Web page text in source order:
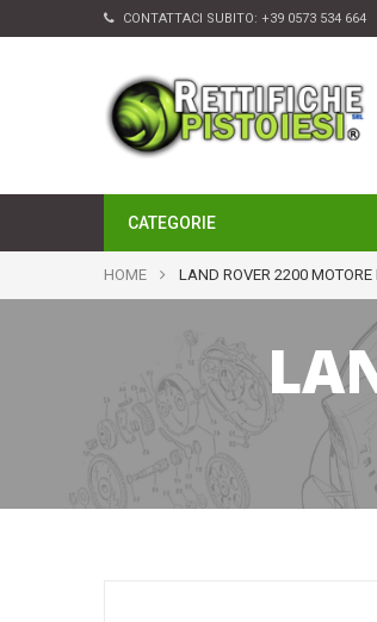
CONTATTACI SUBITO: +39 0573 534 664
CATEGORIE
APPARATI DI INIEZIONE
TURBINE
ALTRI ACCESSORI
HOME LAND ROVER 2200